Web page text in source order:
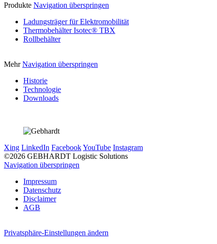
Produkte Navigation überspringen
Ladungsträger für Elektromobilität
Thermobehälter Isotec® TBX
Rollbehälter
Mehr Navigation überspringen
Historie
Technologie
Downloads
Xing LinkedIn FacebookYouTube Instagram
©2026 GEBHARDT Logistic Solutions
Navigation überspringen
Impressum
Datenschutz
Disclaimer
AGB
Privatsphäre-Einstellungen ändern